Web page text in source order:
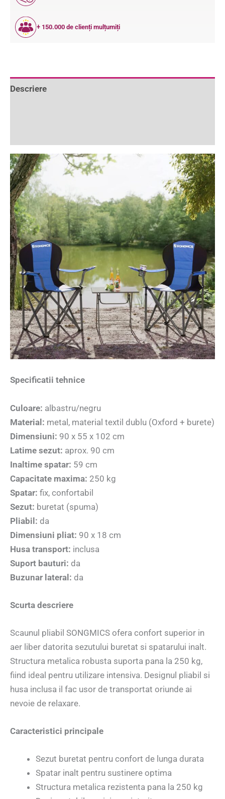
+ 150.000 de clienți mulțumiți
Descriere
Specificatii tehnice
Culoare: albastru/negru
Material: metal, material textil dublu (Oxford + burete)
Dimensiuni: 90 x 55 x 102 cm
Latime sezut: aprox. 90 cm
Inaltime spatar: 59 cm
Capacitate maxima: 250 kg
Spatar: fix, confortabil
Sezut: buretat (spuma)
Pliabil: da
Dimensiuni pliat: 90 x 18 cm
Husa transport: inclusa
Suport bauturi: da
Buzunar lateral: da
Scurta descriere
Scaunul pliabil SONGMICS ofera confort superior in
aer liber datorita sezutului buretat si spatarului inalt.
Structura metalica robusta suporta pana la 250 kg,
fiind ideal pentru utilizare intensiva. Designul pliabil si
husa inclusa il fac usor de transportat oriunde ai
nevoie de relaxare.
Caracteristici principale
Sezut buretat pentru confort de lunga durata
Spatar inalt pentru sustinere optima
Structura metalica rezistenta pana la 250 kg